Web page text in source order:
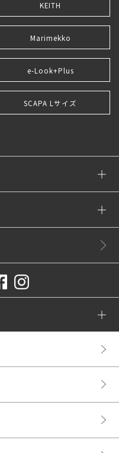
KEITH
Marimekko
e-Look+Plus
SCAPA Lサイズ